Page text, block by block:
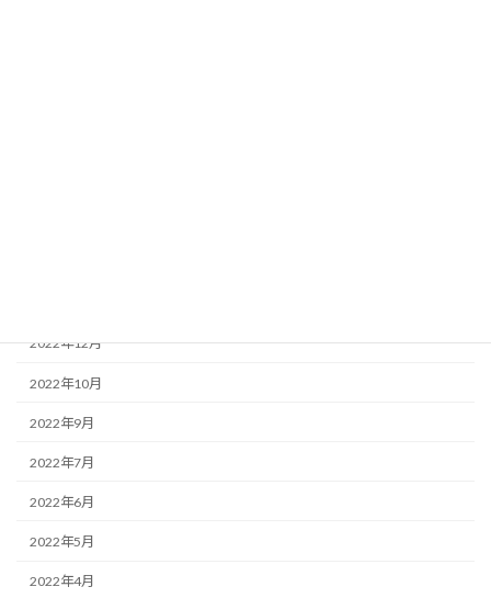
2022年12月
2022年10月
2022年9月
2022年7月
2022年6月
2022年5月
2022年4月